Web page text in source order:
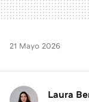
21 Mayo 2026
Laura